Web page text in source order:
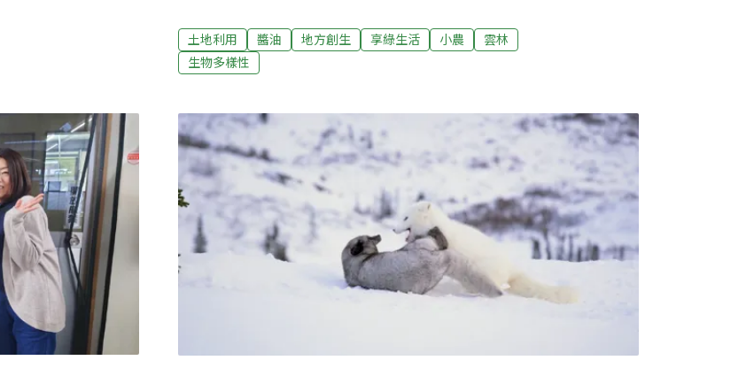
日曝月露，靜待一年以上熟成。這份「慢」與「細」的執著，不僅延續了
逐漸失落的傳統工藝，也讓萬豐醬油以獨特的醇厚香氣走向國際，為斗六
這片土地留下無可取代的味覺記憶。從高壓到慢釀：健康與家業的轉折吳
印象不深，倒是豆漿煮滾的香氣更為熟悉。那時候，祖父創立的工廠規模
已相當可觀，不只釀造醬油，也生產豆腐、豆漿與醃漬蔬菜。據父親口
述，萬豐曾是斗六繳稅大戶之一。直到父親因意外嚴重受傷，工廠改由叔
叔掌管，萬豐的榮景逐漸縮小。吳國賓的人生軌跡原本完全不同。他離鄉
北上，攻讀資訊相關科系，投入
土地利用 醬油 地方創生 享綠生活 小農
雲林
生物多樣性